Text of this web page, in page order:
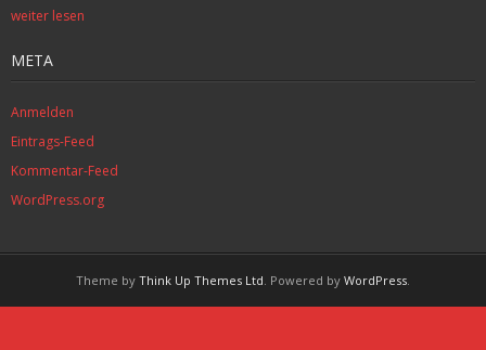
weiter lesen
META
Anmelden
Eintrags-Feed
Kommentar-Feed
WordPress.org
Theme by Think Up Themes Ltd. Powered by WordPress.